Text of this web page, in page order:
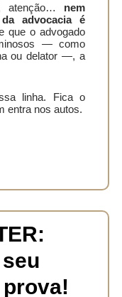
atenção… nem
advocacia é
que o advogado
— como
ou delator —, a
linha. Fica o
entra nos autos.